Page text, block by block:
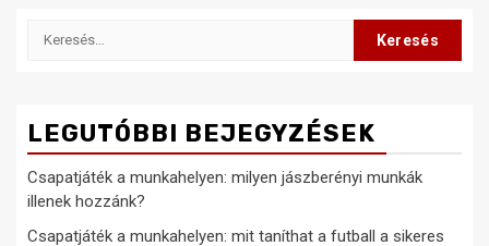
Keresés:
LEGUTÓBBI BEJEGYZÉSEK
Csapatjáték a munkahelyen: milyen jászberényi munkák
illenek hozzánk?
Csapatjáték a munkahelyen: mit taníthat a futball a sikeres